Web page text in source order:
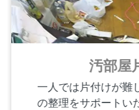
汚部屋
一人では片付けが難
の整理をサポートい